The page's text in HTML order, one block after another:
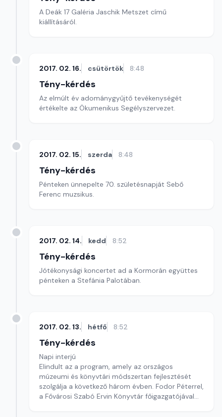
A Deák 17 Galéria Jaschik Metszet című
kiállításáról.
2017. 02. 16. csütörtök 8:48
Tény-kérdés
Az elmúlt év adománygyűjtő tevékenységét
értékelte az Ökumenikus Segélyszervezet.
2017. 02. 15. szerda 8:48
Tény-kérdés
Pénteken ünnepelte 70. születésnapját Sebő
Ferenc muzsikus.
2017. 02. 14. kedd 8:52
Tény-kérdés
Jótékonysági koncertet ad a Kormorán együttes
pénteken a Stefánia Palotában.
2017. 02. 13. hétfő 8:52
Tény-kérdés
Napi interjú
Elindult az a program, amely az országos
múzeumi és könyvtári módszertan fejlesztését
szolgálja a következő három évben. Fodor Péterrel,
a Fővárosi Szabó Ervin Könyvtár főigazgatójával